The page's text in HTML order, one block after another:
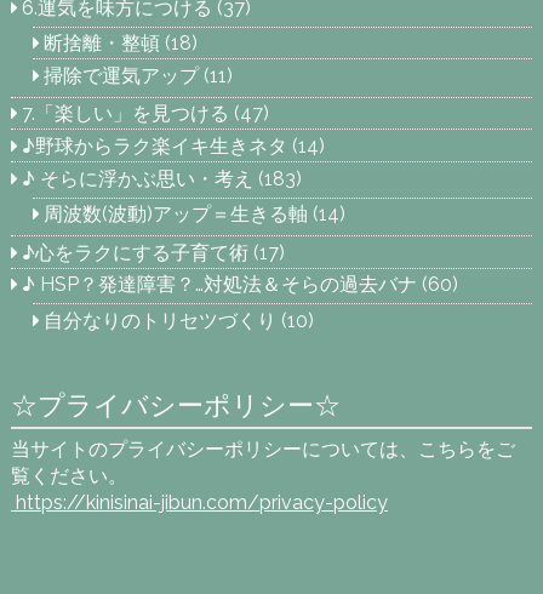
6.運気を味方につける (37)
断捨離・整頓(18)
掃除で運気アップ(11)
7.「楽しい」を見つける (47)
♪野球からラク楽イキ生きネタ (14)
♪ そらに浮かぶ思い・考え (183)
周波数(波動)アップ＝生きる軸 (14)
♪心をラクにする子育て術 (17)
♪ HSP？発達障害？…対処法＆そらの過去バナ (60)
自分なりのトリセツづくり (10)
☆プライバシーポリシー☆
当サイトのプライバシーポリシーについては、こちらをご
覧ください。
https://kinisinai-jibun.com/privacy-policy